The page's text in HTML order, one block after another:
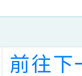
前往下